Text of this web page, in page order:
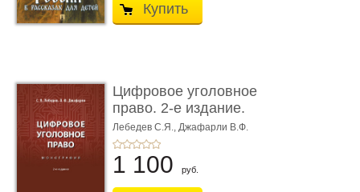
Купить
Цифровое уголовное
право. 2-е издание.
Монограф ...
Лебедев С.Я., Джафарли В.Ф.
1 100 руб.